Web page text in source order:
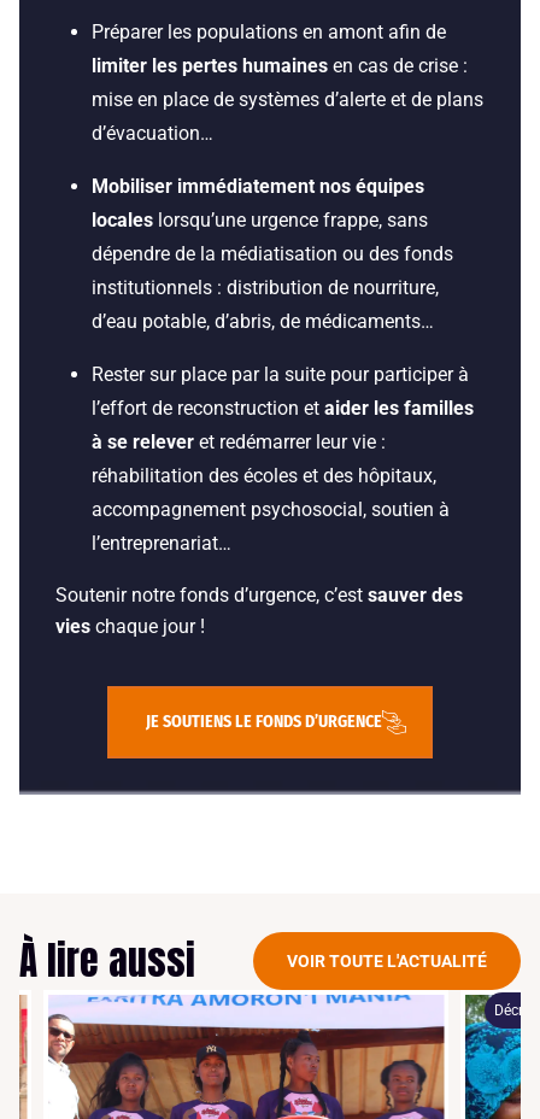
Préparer les populations en amont afin de
limiter les pertes humaines en cas de crise :
mise en place de systèmes d’alerte et de plans
d’évacuation…
Mobiliser immédiatement nos équipes
locales lorsqu’une urgence frappe, sans
dépendre de la médiatisation ou des fonds
institutionnels : distribution de nourriture,
d’eau potable, d’abris, de médicaments…
Rester sur place par la suite pour participer à
l’effort de reconstruction et aider les familles
à se relever et redémarrer leur vie :
réhabilitation des écoles et des hôpitaux,
accompagnement psychosocial, soutien à
l’entreprenariat…
Soutenir notre fonds d’urgence, c’est sauver des
vies chaque jour !
JE SOUTIENS LE FONDS D’URGENCE
À lire aussi VOIR TOUTE L'ACTUALITÉ